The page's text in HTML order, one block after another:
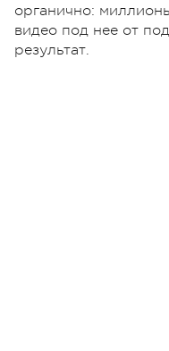
органично:
видео под нее от
результат.